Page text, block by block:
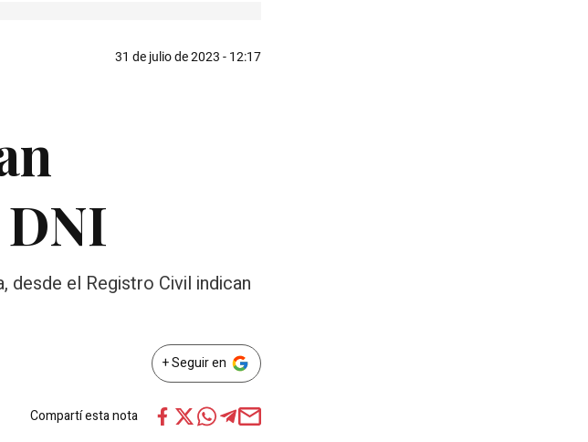
31 de julio de 2023 - 12:17
el Registro Civil indican
+ Seguir en
Compartí esta nota